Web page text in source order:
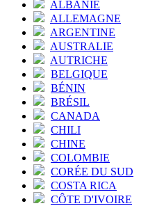
ALBANIE
ALLEMAGNE
ARGENTINE
AUSTRALIE
AUTRICHE
BELGIQUE
BÉNIN
BRÉSIL
CANADA
CHILI
CHINE
COLOMBIE
CORÉE DU SUD
COSTA RICA
CÔTE D'IVOIRE